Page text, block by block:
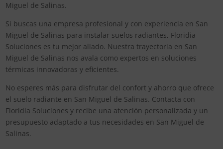
Miguel de Salinas.
Si buscas una empresa profesional y con experiencia en San
Miguel de Salinas para instalar suelos radiantes, Floridia
Soluciones es tu mejor aliado. Nuestra trayectoria en San
Miguel de Salinas nos avala como expertos en soluciones
térmicas innovadoras y eficientes.
No esperes más para disfrutar del confort y ahorro que ofrece
el suelo radiante en San Miguel de Salinas. Contacta con
Floridia Soluciones y recibe una atención personalizada y un
presupuesto adaptado a tus necesidades en San Miguel de
Salinas.